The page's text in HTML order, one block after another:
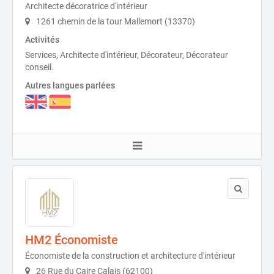
Architecte décoratrice d'intérieur
1261 chemin de la tour Mallemort (13370)
Activités
Services, Architecte d'intérieur, Décorateur, Décorateur
conseil.
Autres langues parlées
HM2 Économiste
Économiste de la construction et architecture d'intérieur
26 Rue du Caire Calais (62100)